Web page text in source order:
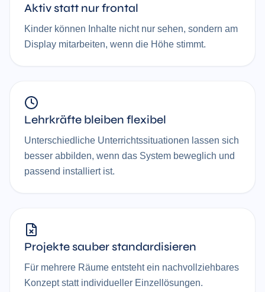
Aktiv statt nur frontal
Kinder können Inhalte nicht nur sehen, sondern am
Display mitarbeiten, wenn die Höhe stimmt.
Lehrkräfte bleiben flexibel
Unterschiedliche Unterrichtssituationen lassen sich
besser abbilden, wenn das System beweglich und
passend installiert ist.
Projekte sauber standardisieren
Für mehrere Räume entsteht ein nachvollziehbares
Konzept statt individueller Einzellösungen.